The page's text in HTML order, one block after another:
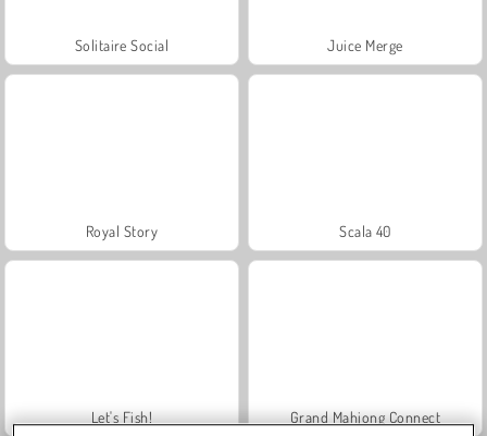
Solitaire Social Juice Merge
Royal Story Scala 40
Let's Fish! Grand Mahjong Connect